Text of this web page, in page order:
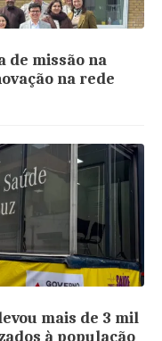
de missão na
na rede
mais de 3 mil
à população